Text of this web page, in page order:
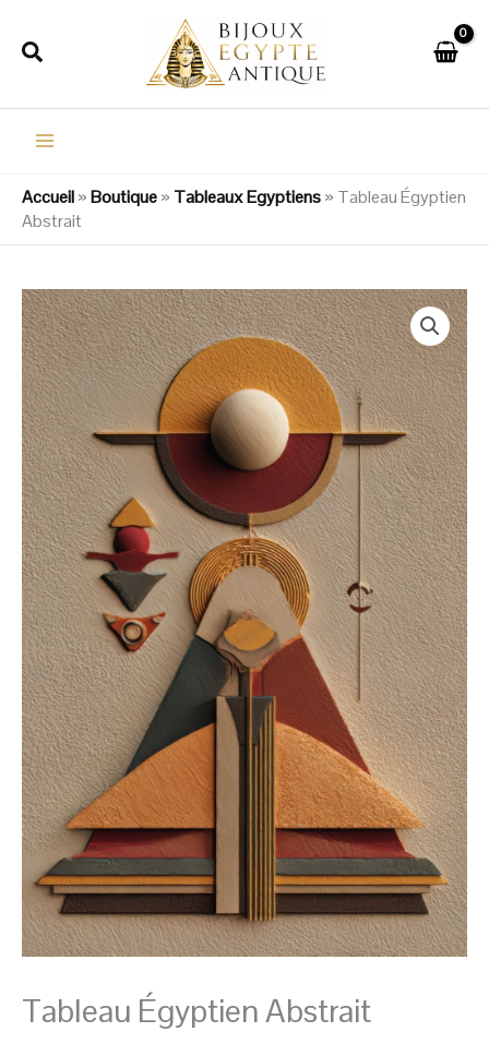
Rechercher
Accueil»Boutique» Tableaux Egyptiens» Tableau Égyptien
Abstrait
Tableau Égyptien Abstrait
Plage
de
prix :
22,99€
à
183,99€
quantité
de
Tableau
Égyptien
Abstrait